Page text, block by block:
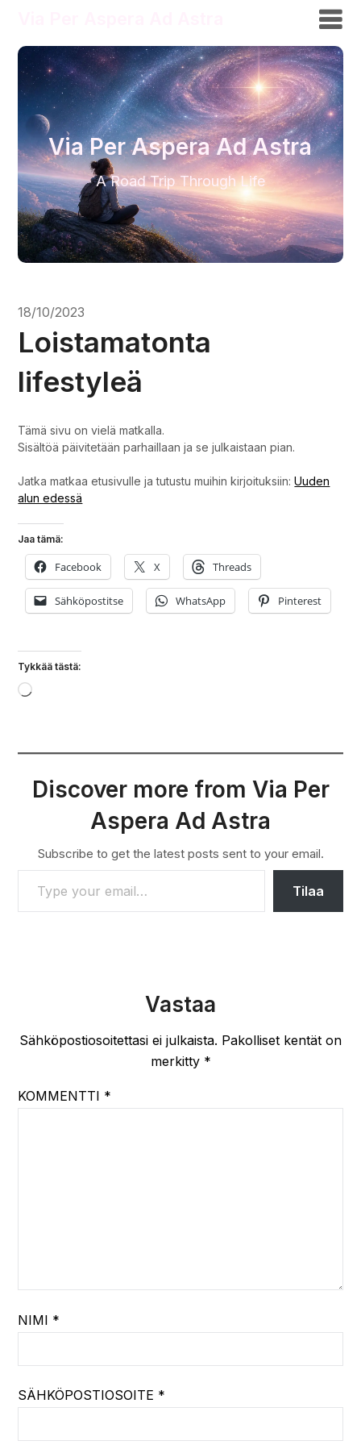
Via Per Aspera Ad Astra
A Road Trip Through Life
18/10/2023
Loistamatonta
lifestyleä
Tämä sivu on vielä matkalla.
Sisältöä päivitetään parhaillaan ja se julkaistaan pian.
Jatka matkaa etusivulle ja tutustu muihin kirjoituksiin:Uuden
alun edessä
Jaa tämä:
Facebook X Threads
Sähköpostitse WhatsApp Pinterest
Tykkää tästä:
Loading…
Discover more from Via Per
Aspera Ad Astra
Subscribe to get the latest posts sent to your email.
TYPE YOUR EMAIL…
Tilaa
Vastaa
Sähköpostiosoitettasi ei julkaista. Pakolliset kentät on
merkitty *
KOMMENTTI *
NIMI *
SÄHKÖPOSTIOSOITE *